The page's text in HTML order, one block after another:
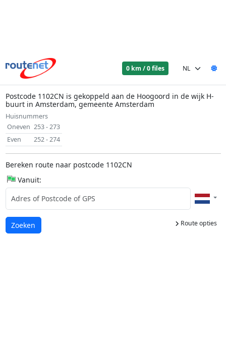
0 km / 0 files
Postcode 1102CN is gekoppeld aan de Hoogoord in de wijk H-
buurt in Amsterdam, gemeente Amsterdam
Huisnummers
Oneven 253 - 273
Even
252 - 274
Bereken route naar postcode 1102CN
Vanuit:
Route opties
Laden...
Zoeken